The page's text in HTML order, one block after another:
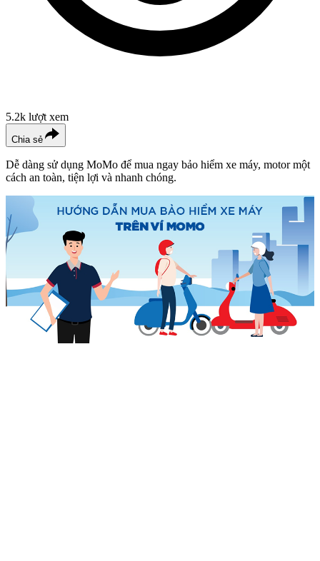
5.2k lượt xem
Chia sẻ
Dễ dàng sử dụng MoMo để mua ngay bảo hiểm xe máy, motor một
cách an toàn, tiện lợi và nhanh chóng.